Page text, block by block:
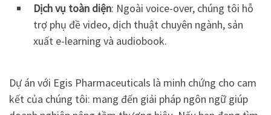
Dịch vụ toàn diện: Ngoài voice-over, chúng tôi hỗ
trợ phụ đề video, dịch thuật chuyên ngành, sản
xuất e-learning và audiobook.
Dự án với Egis Pharmaceuticals là minh chứng cho cam
kết của chúng tôi: mang đến giải pháp ngôn ngữ giúp